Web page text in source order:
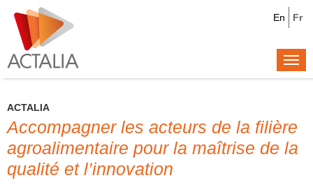
Fr
En
ACTALIA
Accompagner les acteurs de la filière
agroalimentaire pour la maîtrise de la
qualité et l’innovation